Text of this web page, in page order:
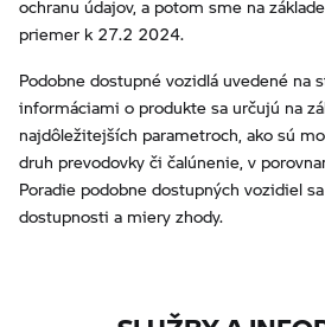
ochranu údajov, a potom sme na
priemer k 27.2 2024.
Podobne dostupné vozidlá uvedené na
informáciami o produkte sa určujú na
najdôležitejších parametroch, ako sú
druh prevodovky či čalúnenie, v
Poradie podobne dostupných vozidiel
dostupnosti a miery zhody.